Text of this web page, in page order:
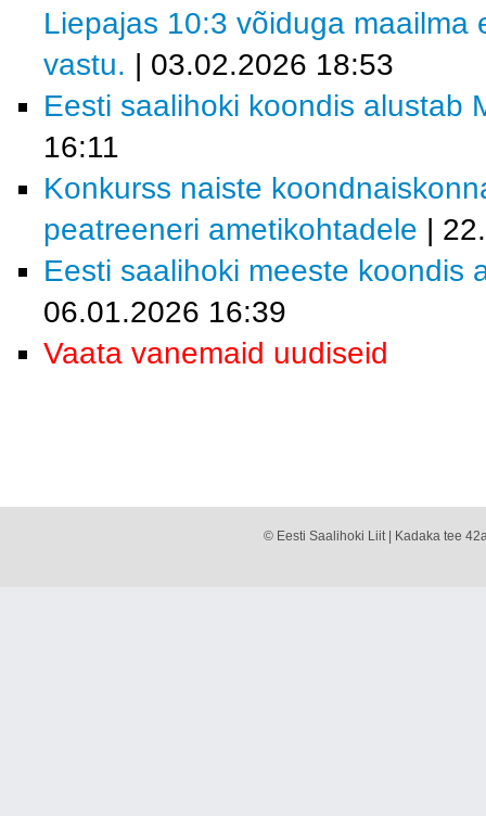
Liepajas 10:3 võiduga
vastu. | 03.02.2026 18:53
Eesti saalihoki koondis alustab
16:11
Konkurss naiste
peatreeneri ametikohtadele |
Eesti saalihoki meeste koondis
06.01.2026 16:39
Vaata vanemaid uudiseid
© Eesti Saalihoki Liit | Kadaka tee